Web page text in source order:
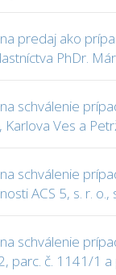
predaj ako
PhDr.
schválenie
Karlova Ves a
schválenie
ACS 5, s. r.
schválenie
parc. č. 1141/1 a